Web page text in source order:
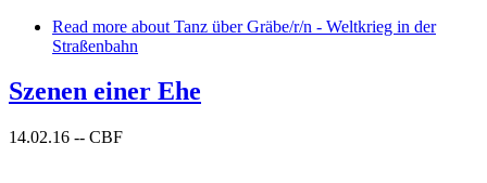
Read more about Tanz über Gräbe/r/n - Weltkrieg in der
Straßenbahn
Szenen einer Ehe
14.02.16 -- CBF